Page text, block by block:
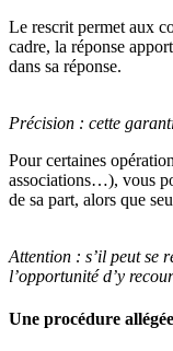
Le rescrit permet aux
cadre, la réponse
dans sa réponse.
Précision : cette
Pour certaines
associations…), vous
de sa part, alors que
Attention : s’il peut se
l’opportunité d’y
Une procédure allégée